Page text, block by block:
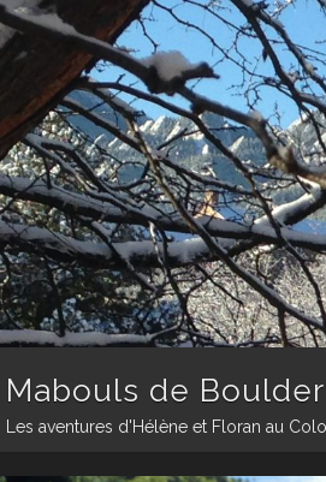
Mabouls de Boulder
Les aventures d'Hélène et Floran au